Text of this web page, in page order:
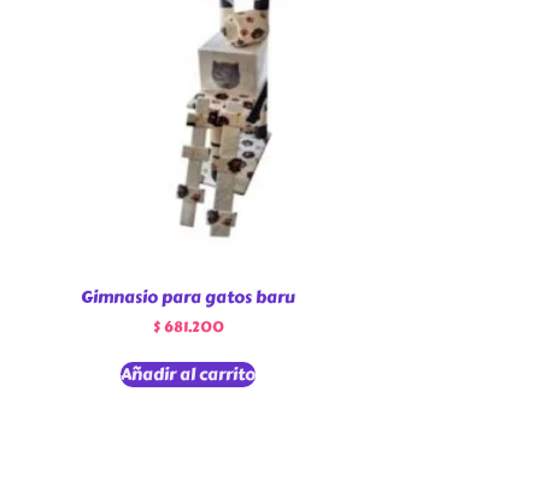
Gimnasio para gatos baru
$681.200
Añadir al carrito